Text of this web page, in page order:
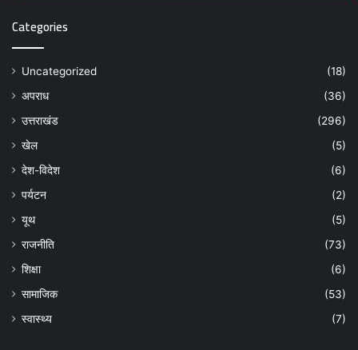
Categories
Uncategorized
(18)
अपराध
(36)
उत्तराखंड
(296)
खेल
(5)
देश-विदेश
(6)
पर्यटन
(2)
यूथ
(5)
राजनीति
(73)
शिक्षा
(6)
सामाजिक
(53)
स्वास्थ्य
(7)